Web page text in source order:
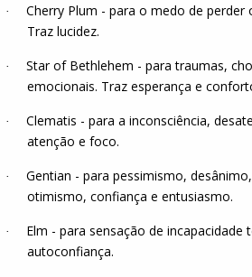
·
Cherry Plum - para o medo de perder
Traz lucidez.
·
Star of Bethlehem - para traumas,
emocionais. Traz esperança e
·
Clematis - para a inconsciência,
atenção e foco.
·
Gentian - para pessimismo,
otimismo, confiança e entusiasmo.
·
Elm - para sensação de incapacidade
autoconfiança.